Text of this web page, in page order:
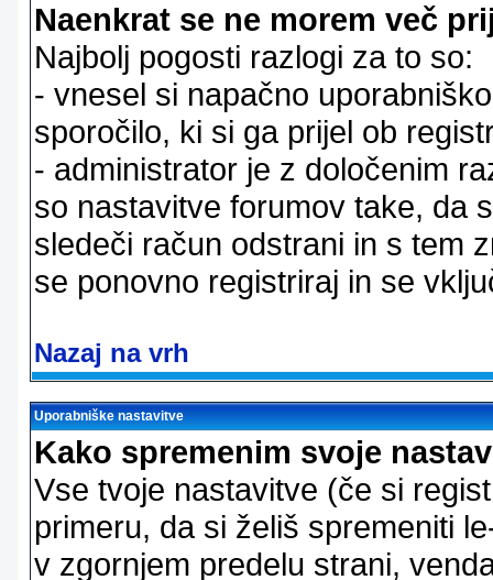
Naenkrat se ne morem več
Najbolj pogosti razlogi za to so:
- vnesel si napačno
sporočilo, ki si ga prijel ob
- administrator je z določenim
so nastavitve forumov take, da
sledeči račun odstrani in s tem
se ponovno registriraj in se
Nazaj na vrh
Uporabniške nastavitve
Kako spremenim svoje
Vse tvoje nastavitve (če si
primeru, da si želiš spremeniti
v zgornjem predelu strani,